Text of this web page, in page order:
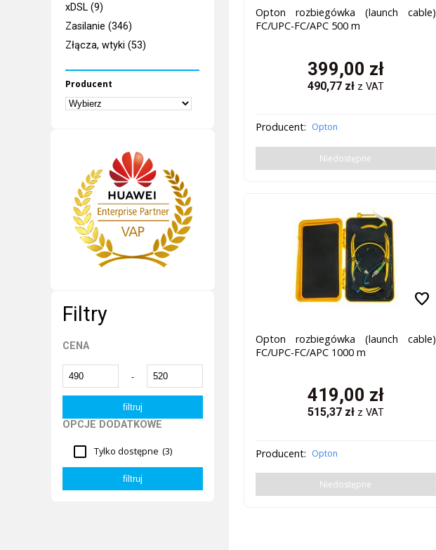
xDSL (9)
Zasilanie (346)
Złącza, wtyki (53)
Producent
Filtry
CENA
-
OPCJE DODATKOWE
Tylko dostępne (3)
Opton rozbiegówka (launch cable)
FC/UPC-FC/APC 500 m
399,00 zł
490,77zł z VAT
Producent: Opton
Niedostępne
favorite
Opton rozbiegówka (launch cable)
FC/UPC-FC/APC 1000 m
419,00 zł
515,37zł z VAT
Producent: Opton
Niedostępne